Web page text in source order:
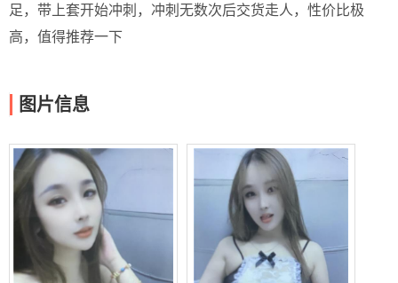
足，带上套开始冲刺，冲刺无数次后交货走人，性价比极
高，值得推荐一下
图片信息